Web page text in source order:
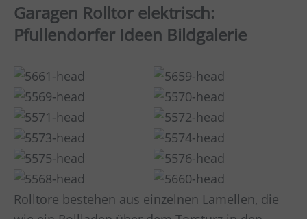
Garagen Rolltor elektrisch:
Pfullendorfer Ideen Bildgalerie
Rolltore bestehen aus einzelnen Lamellen, die